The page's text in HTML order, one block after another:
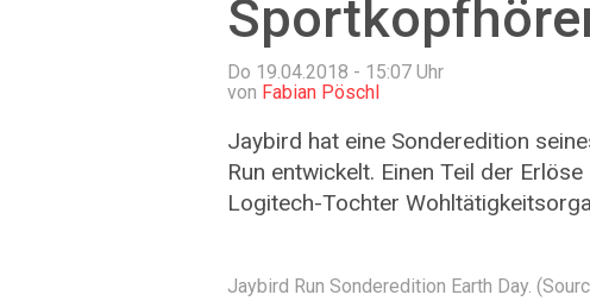
Do 19.04.2018 - 15:07 Uhr
von Fabian Pöschl
Jaybird hat eine Sonderedition
Run entwickelt. Einen Teil der
Logitech-Tochter
Jaybird Run Sonderedition Earth Day.